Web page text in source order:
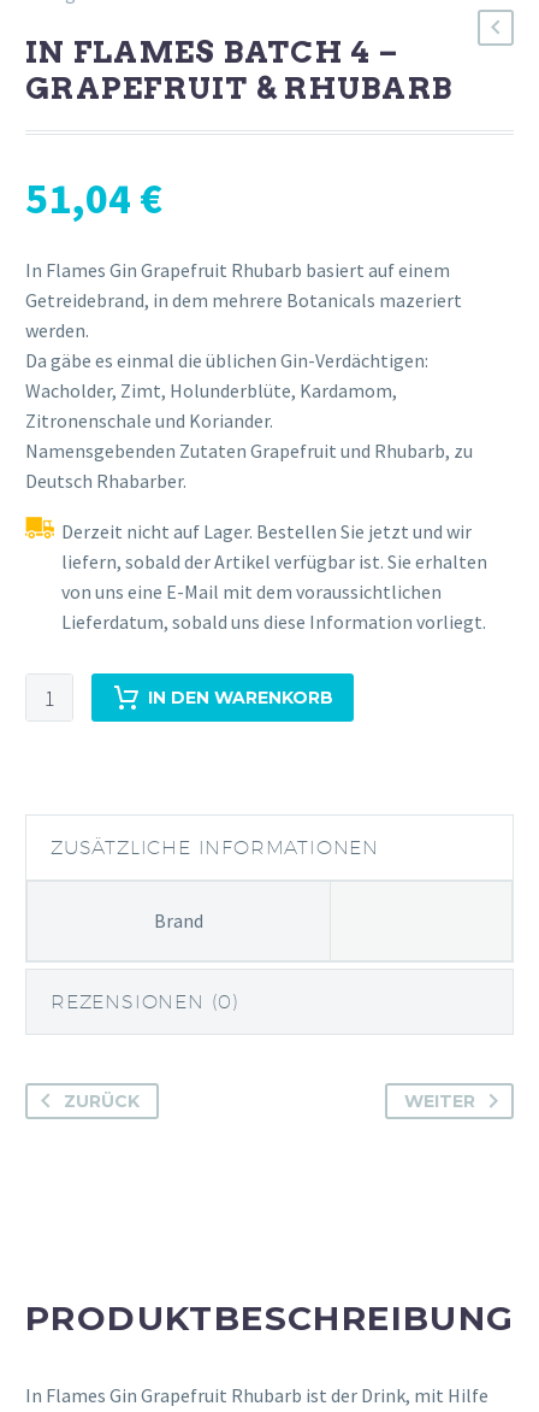
IN FLAMES BATCH 4 –
GRAPEFRUIT & RHUBARB
51,04 €
In Flames Gin Grapefruit Rhubarb basiert auf einem
Getreidebrand, in dem mehrere Botanicals mazeriert
werden.
Da gäbe es einmal die üblichen Gin-Verdächtigen:
Wacholder, Zimt, Holunderblüte, Kardamom,
Zitronenschale und Koriander.
Namensgebenden Zutaten Grapefruit und Rhubarb, zu
Deutsch Rhabarber.
Derzeit nicht auf Lager. Bestellen Sie jetzt und wir
liefern, sobald der Artikel verfügbar ist. Sie erhalten
von uns eine E-Mail mit dem voraussichtlichen
Lieferdatum, sobald uns diese Information vorliegt.
Flames
-
Grapefruit
IN DEN WARENKORB
ZUSÄTZLICHE INFORMATIONEN
Brand
REZENSIONEN (0)
ZURÜCK WEITER
PRODUKTBESCHREIBUNG
In Flames Gin Grapefruit Rhubarb ist der Drink, mit Hilfe